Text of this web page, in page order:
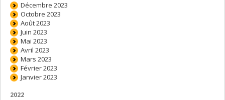
Décembre 2023
Octobre 2023
Août 2023
Juin 2023
Mai 2023
Avril 2023
Mars 2023
Février 2023
Janvier 2023
2022